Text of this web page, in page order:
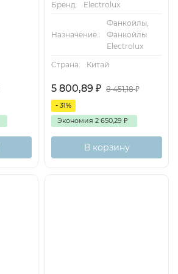
Бренд: Electrolux
Назначение.:
Фанкойлы,
Фанкойлы
Electrolux
Страна:
Китай
5 800,89 ₽ 8 451,18₽
- 31%
Экономия 2 650,29 ₽
В корзину